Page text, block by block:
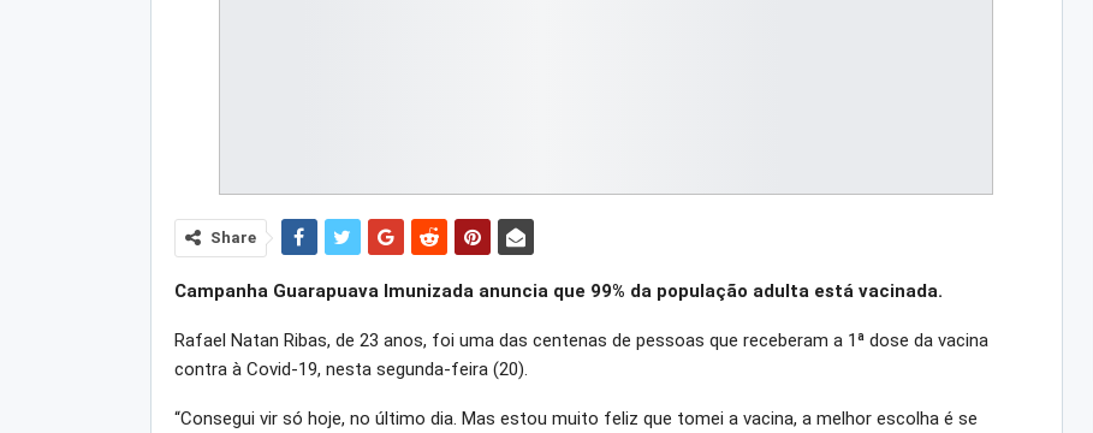
Share
Campanha Guarapuava Imunizada anuncia que 99% da população adulta está vacinada.
Rafael Natan Ribas, de 23 anos, foi uma das centenas de pessoas que receberam a 1ª dose da vacina
contra à Covid-19, nesta segunda-feira (20).
“Consegui vir só hoje, no último dia. Mas estou muito feliz que tomei a vacina, a melhor escolha é se